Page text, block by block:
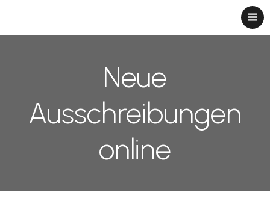
Neue
Ausschreibungen
online